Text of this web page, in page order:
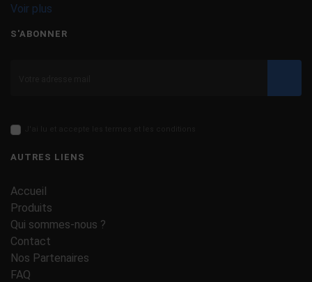
Voir plus
S'ABONNER
AUTRES LIENS
Accueil
Produits
Qui sommes-nous ?
Contact
Nos Partenaires
FAQ